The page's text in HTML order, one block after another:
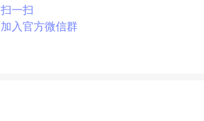
扫一扫
加入官方微信群